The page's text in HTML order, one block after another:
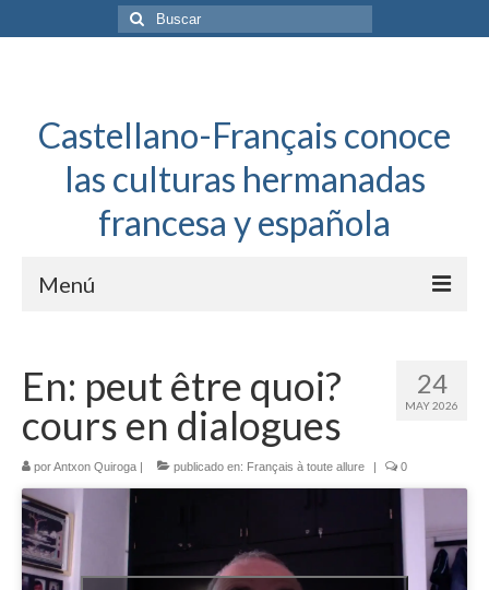
Buscar
por:
Castellano-Français conoce
las culturas hermanadas
francesa y española
Menú
Français: Dossier Général
Français à toute allure
Bordeaux Tregey
Literatura española
Zarzuela
24
MAY 2026
En: peut être quoi?
cours en dialogues
porAntxon Quiroga | publicado en: Français à toute allure | 0